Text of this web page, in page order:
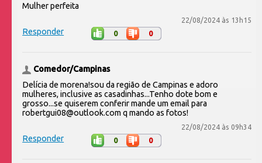
Mulher perfeita
22/08/2024 às 13h15
Responder 0 0
Comedor/Campinas
Delícia de morena!sou da região de Campinas e adoro
mulheres, inclusive as casadinhas...Tenho dote bom e
grosso...se quiserem conferir mande um email para
robertgui08@outlook.com q mando as fotos!
22/08/2024 às 09h34
Responder 0 0